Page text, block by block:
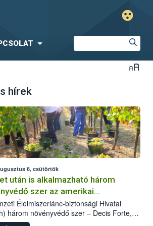
hírek
6, csütörtök
után is alkalmazható három
szer az amerikai
ellen
Élelmiszerlánc-biztonsági Hivatal
három növényvédő szer – Decis Forte,
24 EW, Oroganic – engedélyokiratát